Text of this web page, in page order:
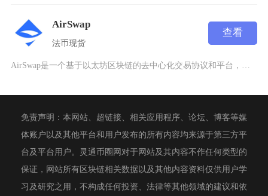
AirSwap
法币现货
查看
免责声明：本网站、超链接、相关应用程序、论坛、博客等媒
体账户以及其他平台和用户发布的所有内容均来源于第三方平
台及平台用户。灵通币圈网对于网站及其内容不作任何类型的
保证，网站所有区块链相关数据以及其他内容资料仅供用户学
习及研究之用，不构成任何投资、法律等其他领域的建议和依